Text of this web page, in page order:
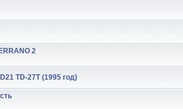
2
TD-27T (1995 год)